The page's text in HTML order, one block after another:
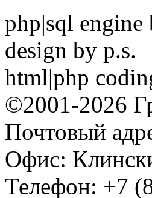
php|sql engine
design by p.s.
html|php
©2001-2026
Почтовый
Офис:
Телефон: +7